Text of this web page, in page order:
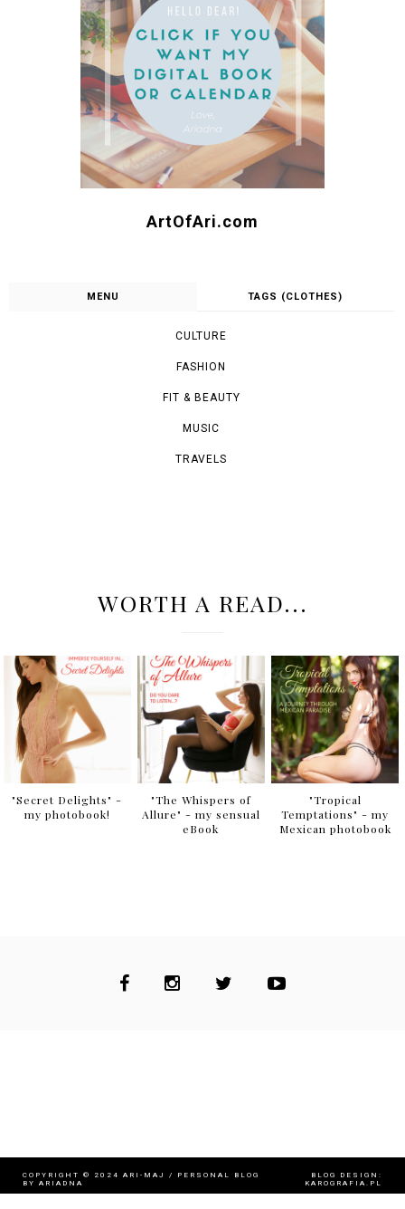
ArtOfAri.com
MENU TAGS (CLOTHES)
CULTURE
FASHION
FIT & BEAUTY
MUSIC
TRAVELS
WORTH A READ...
"Secret Delights" -
my photobook!
"The Whispers of
Allure" - my sensual
eBook
"Tropical
Temptations" - my
Mexican photobook
COPYRIGHT © 2024 ARI-MAJ / PERSONAL BLOG
BY ARIADNA
BLOG DESIGN:
KAROGRAFIA.PL